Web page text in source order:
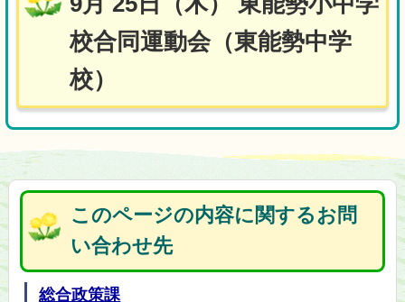
校合同運動会（東能勢中学
校）
このページの内容に関するお問
い合わせ先
総合政策課